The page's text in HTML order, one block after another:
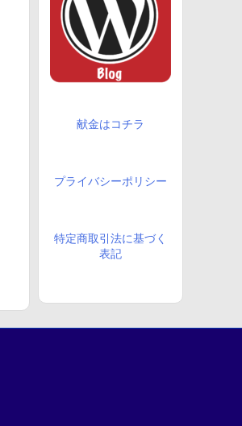
献金はコチラ
プライバシーポリシー
特定商取引法に基づく
表記